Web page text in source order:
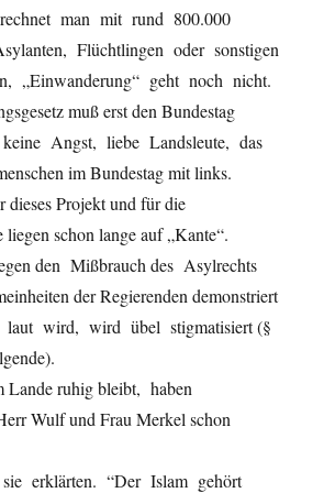
man mit rund 800.000
Flüchtlingen oder sonstigen
„Einwanderung“ geht noch nicht.
muß erst den Bundestag
Angst, liebe Landsleute, das
im Bundestag mit links.
Projekt und für die
schon lange auf „Kante“.
den Mißbrauch des Asylrechts
der Regierenden demonstriert
wird, wird übel stigmatisiert (§
Lande ruhig bleibt, haben
Wulf und Frau Merkel schon
erklärten. “Der Islam gehört